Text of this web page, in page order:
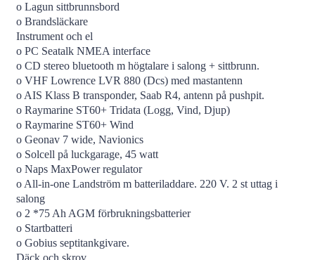
o Lagun sittbrunnsbord
o Brandsläckare
Instrument och el
o PC Seatalk NMEA interface
o CD stereo bluetooth m högtalare i salong + sittbrunn.
o VHF Lowrence LVR 880 (Dcs) med mastantenn
o AIS Klass B transponder, Saab R4, antenn på pushpit.
o Raymarine ST60+ Tridata (Logg, Vind, Djup)
o Raymarine ST60+ Wind
o Geonav 7 wide, Navionics
o Solcell på luckgarage, 45 watt
o Naps MaxPower regulator
o All-in-one Landström m batteriladdare. 220 V. 2 st uttag i
salong
o 2 *75 Ah AGM förbrukningsbatterier
o Startbatteri
o Gobius septitankgivare.
Däck och skrov